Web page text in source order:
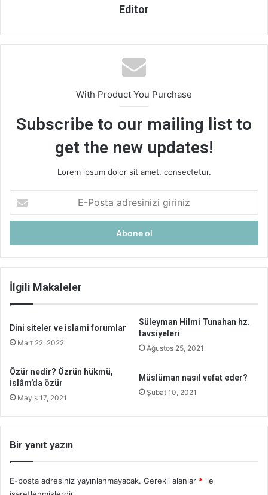
Editor
With Product You Purchase
Subscribe to our mailing list to
get the new updates!
Lorem ipsum dolor sit amet, consectetur.
Posta
adresinizi
İlgili Makaleler
Dini siteler ve islami forumlar
Mart 22, 2022
Süleyman Hilmi Tunahan hz.
tavsiyeleri
Ağustos 25, 2021
Özür nedir? Özrün hükmü,
İslâm’da özür
Mayıs 17, 2021
Müslüman nasıl vefat eder?
Şubat 10, 2021
Bir yanıt yazın
E-posta adresiniz yayınlanmayacak. Gerekli alanlar * ile